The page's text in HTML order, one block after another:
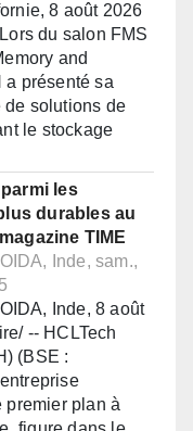
8 août 2026
du salon FMS
and
a présenté sa
de solutions de
le stockage
les
durables au
TIME
Inde, sam.,
Inde, 8 août
-- HCLTech
(BSE :
premier plan à